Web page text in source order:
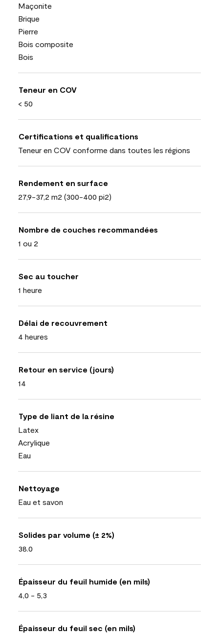
Maçonite
Brique
Pierre
Bois composite
Bois
Teneur en COV
< 50
Certifications et qualifications
Teneur en COV conforme dans toutes les régions
Rendement en surface
27,9-37,2 m2 (300-400 pi2)
Nombre de couches recommandées
1 ou 2
Sec au toucher
1 heure
Délai de recouvrement
4 heures
Retour en service (jours)
14
Type de liant de la résine
Latex
Acrylique
Eau
Nettoyage
Eau et savon
Solides par volume (± 2%)
38.0
Épaisseur du feuil humide (en mils)
4,0 - 5,3
Épaisseur du feuil sec (en mils)